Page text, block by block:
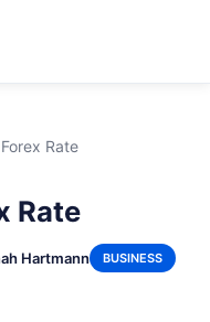
Rate
Rate
Hartmann BUSINESS